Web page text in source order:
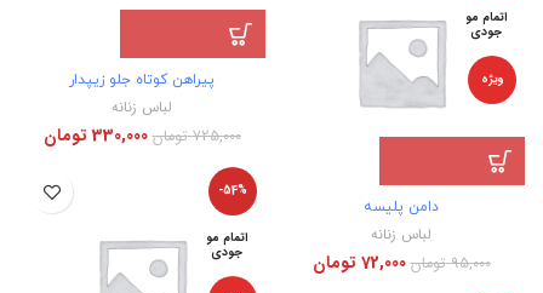
پیراهن کوتاه جلو زیپدار
لباس زنانه
725,000 تومان 330,000 تومان
اتمام مو
جودی
ویژه
دامن پلیسه
لباس زنانه
95,000 تومان 72,000 تومان
-54%
اتمام مو
جودی